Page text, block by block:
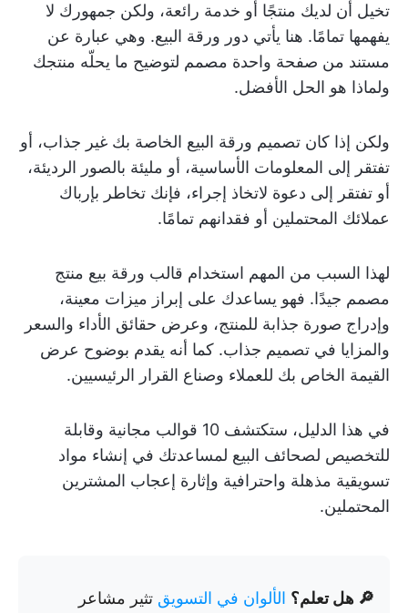
تخيل أن لديك منتجًا أو خدمة رائعة، ولكن جمهورك لا
يفهمها تمامًا. هنا يأتي دور ورقة البيع. وهي عبارة عن
مستند من صفحة واحدة مصمم لتوضيح ما يحلّه منتجك
ولماذا هو الحل الأفضل.
ولكن إذا كان تصميم ورقة البيع الخاصة بك غير جذاب، أو
تفتقر إلى المعلومات الأساسية، أو مليئة بالصور الرديئة،
أو تفتقر إلى دعوة لاتخاذ إجراء، فإنك تخاطر بإرباك
عملائك المحتملين أو فقدانهم تمامًا.
لهذا السبب من المهم استخدام قالب ورقة بيع منتج
مصمم جيدًا. فهو يساعدك على إبراز ميزات معينة،
وإدراج صورة جذابة للمنتج، وعرض حقائق الأداء والسعر
والمزايا في تصميم جذاب. كما أنه يقدم بوضوح عرض
القيمة الخاص بك للعملاء وصناع القرار الرئيسيين.
في هذا الدليل، ستكتشف 10 قوالب مجانية وقابلة
للتخصيص لصحائف البيع لمساعدتك في إنشاء مواد
تسويقية مذهلة واحترافية وإثارة إعجاب المشترين
المحتملين.
🔎 هل تعلم؟ الألوان في التسويق تثير مشاعر